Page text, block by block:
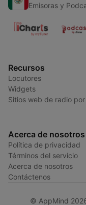
Emisoras y
Recursos
Locutores
Widgets
Sitios web de radio
Acerca de
Política de privacidad
Términos del servicio
Acerca de nosotros
Contáctenos
© AppMind